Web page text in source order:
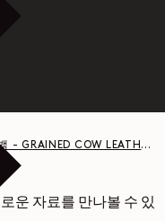
가죽 소재의 웨스턴 스터드 미디엄 크루아상 백 - GRAINED COW LEATHER - DARK CHOCOLATE
운 자료를 만나볼 수 있